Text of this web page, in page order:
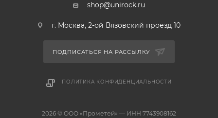
shop@unirock.ru
г. Москва, 2-ой Вязовский проезд 10
ПОДПИСАТЬСЯ НА РАССЫЛКУ
ПОЛИТИКА КОНФИДЕНЦИАЛЬНОСТИ
2026 © ООО «Прометей» — ИНН 7743908162